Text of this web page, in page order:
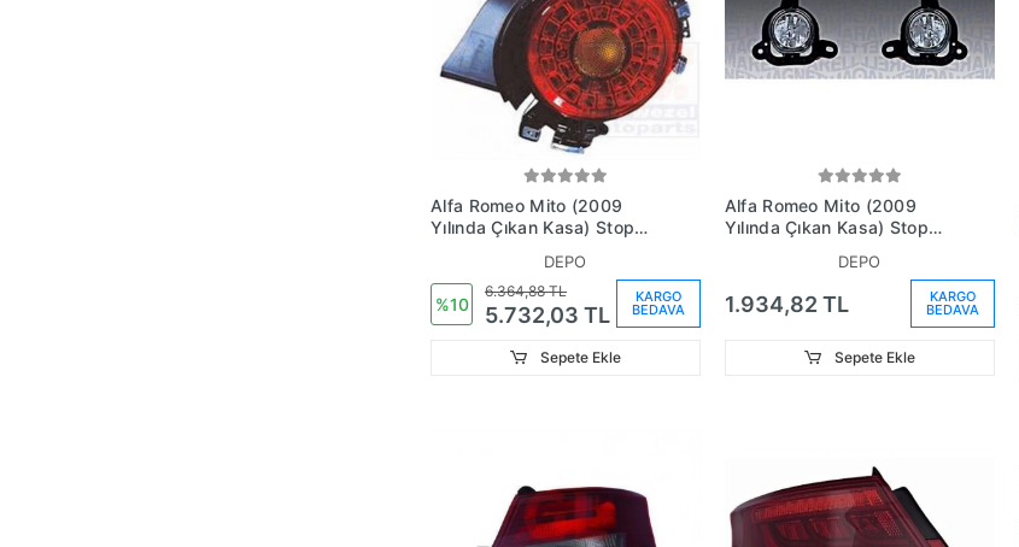
Alfa Romeo Mito (2009
Yılında Çıkan Kasa) Stop
No:71752162)DEPO
%10
6.364,88 TL
5.732,03 TL
KARGO
BEDAVA
Sepete Ekle
Alfa Romeo Mito (2009
Yılında Çıkan Kasa) Stop
No:50508595)DEPO
1.934,82 TL KARGO
BEDAVA
Sepete Ekle